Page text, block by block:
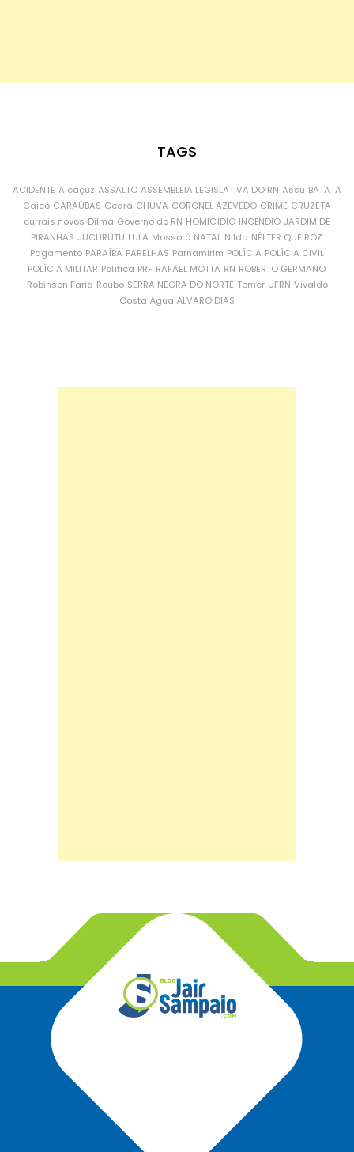
TAGS
ACIDENTE Alcaçuz ASSALTO ASSEMBLEIA LEGISLATIVA DO RN Assu BATATA
Caicó CARAÚBAS Ceará CHUVA CORONEL AZEVEDO CRIME CRUZETA
currais novos Dilma Governo do RN HOMICÍDIO INCÊNDIO JARDIM DE
PIRANHAS JUCURUTU LULA Mossoró NATAL Nilda NÉLTER QUEIROZ
Pagamento PARAÍBA PARELHAS Parnamirim POLÍCIA POLÍCIA CIVIL
POLÍCIA MILITAR Política PRF RAFAEL MOTTA RN ROBERTO GERMANO
Robinson Faria Roubo SERRA NEGRA DO NORTE Temer UFRN Vivaldo
Costa Água ÁLVARO DIAS